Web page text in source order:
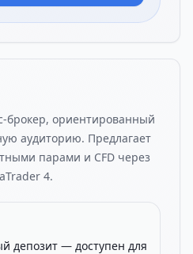
брокер, ориентированный
аудиторию. Предлагает
парами и CFD через
4.
депозит — доступен для